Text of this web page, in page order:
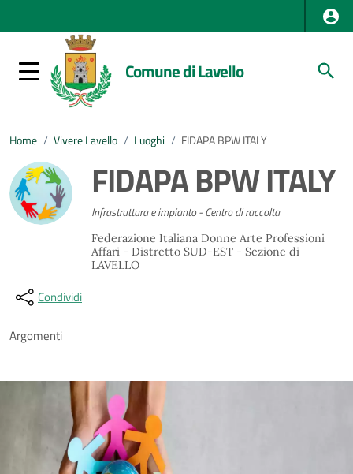
Comune di Lavello
Home / Vivere Lavello / Luoghi / FIDAPA BPW ITALY
FIDAPA BPW ITALY
Infrastruttura e impianto - Centro di raccolta
Federazione Italiana Donne Arte Professioni
Affari - Distretto SUD-EST - Sezione di
LAVELLO
Condividi
Argomenti